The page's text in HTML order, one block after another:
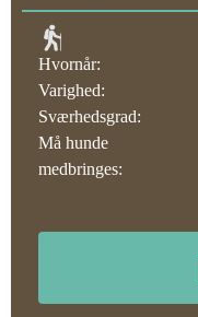
Hvornår:
Varighed:
Sværhedsgrad:
Må hunde
medbringes: